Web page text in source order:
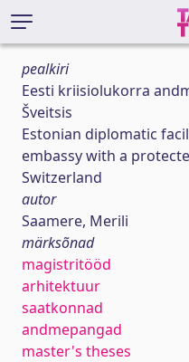
pealkiri
Eesti kriisiolukorra
Šveitsis
Estonian diplomatic
embassy with a
Switzerland
autor
Saamere, Merili
märksõnad
magistritööd
arhitektuur
saatkonnad
andmepangad
master's theses